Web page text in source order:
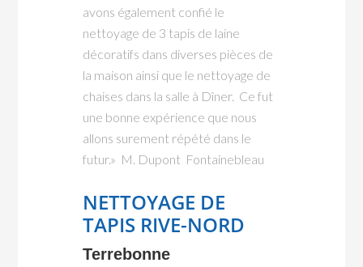
avons également confié le
nettoyage de 3 tapis de laine
décoratifs dans diverses pièces de
la maison ainsi que le nettoyage de
chaises dans la salle à Dîner. Ce fut
une bonne expérience que nous
allons surement répété dans le
futur.» M. Dupont Fontainebleau
NETTOYAGE DE
TAPIS RIVE-NORD
Terrebonne